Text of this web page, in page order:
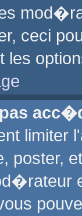
ceci
les
poster,